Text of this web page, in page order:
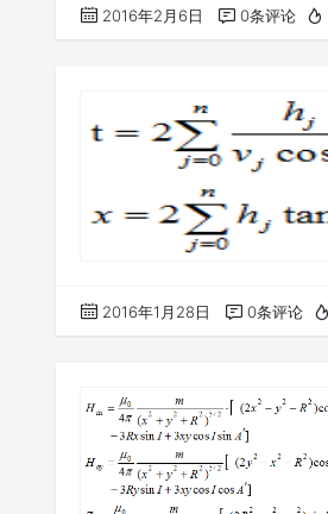
2016年2月6日 0条评论
2016年1月28日 0条评论